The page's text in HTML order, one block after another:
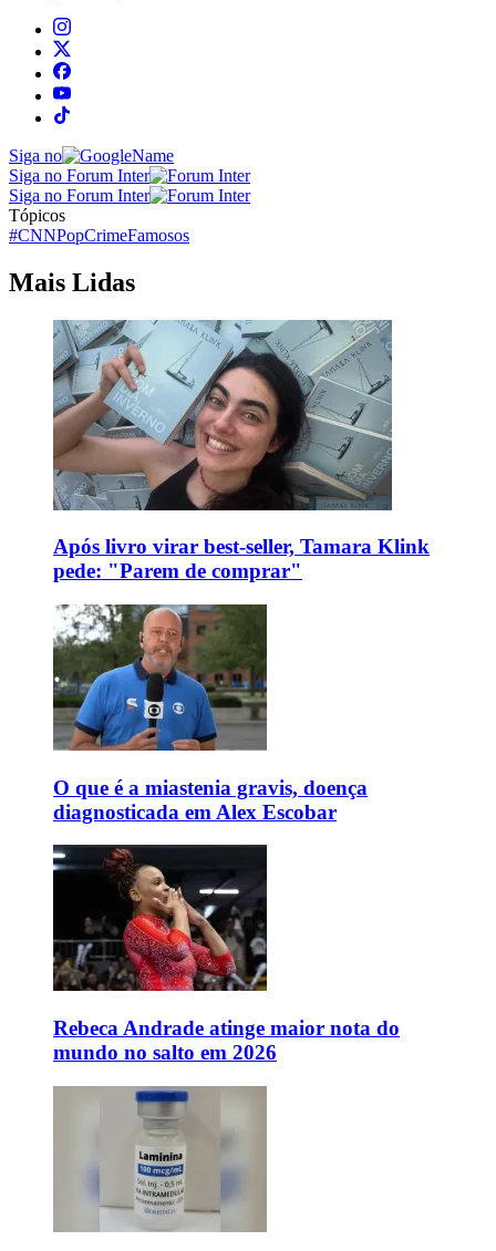
Siga no
Siga no Forum Inter
Siga no Forum Inter
Tópicos
#CNNPopCrimeFamosos
Mais Lidas
Após livro virar best-seller, Tamara Klink
pede: "Parem de comprar"
O que é a miastenia gravis, doença
diagnosticada em Alex Escobar
Rebeca Andrade atinge maior nota do
mundo no salto em 2026